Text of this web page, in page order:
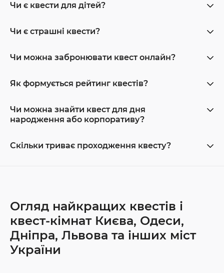
Чи є квести для дітей?
Чи є страшні квести?
Чи можна забронювати квест онлайн?
Як формується рейтинг квестів?
Чи можна знайти квест для дня
народження або корпоративу?
Скільки триває проходження квесту?
Огляд найкращих квестів і
квест-кімнат Києва, Одеси,
Дніпра, Львова та інших міст
України